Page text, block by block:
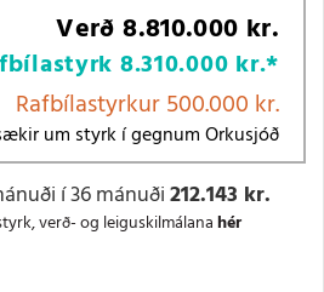
Verð8.810.000 kr.
8.310.000 kr.*
Rafbílastyrkur500.000 kr.
um styrk í gegnum Orkusjóð
í 36 mánuði212.143 kr.
verð- og leiguskilmálanahér